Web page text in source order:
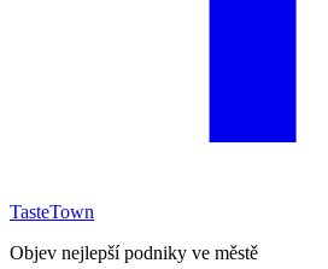
TasteTown
Objev nejlepší podniky ve městě